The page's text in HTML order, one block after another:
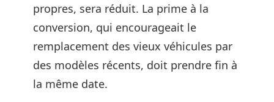
propres, sera réduit. La prime à la
conversion, qui encourageait le
remplacement des vieux véhicules par
des modèles récents, doit prendre fin à
la même date.